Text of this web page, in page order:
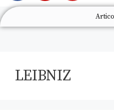
LEIBNIZ